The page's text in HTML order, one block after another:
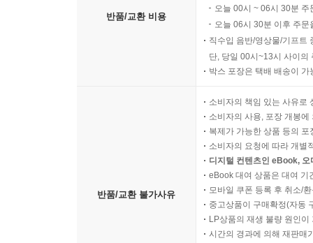
반품/교환 비용
오늘 00시 ~ 06시 30분
오늘 06시 30분 이후 주
직수입 음반/영상물/기프트
단, 당일 00시~13시 사이의
박스 포장은 택배 배송이
반품/교환 불가사유
소비자의 책임 있는 사유로
소비자의 사용, 포장 개봉
복제가 가능한 상품 등의
소비자의 요청에 따라 개별
디지털 컨텐츠인 eBook,
eBook 대여 상품은 대여 기
모바일 쿠폰 등록 후 취소/
중고상품이 구매확정(자동
LP상품의 재생 불량 원인
시간의 경과에 의해 재판매